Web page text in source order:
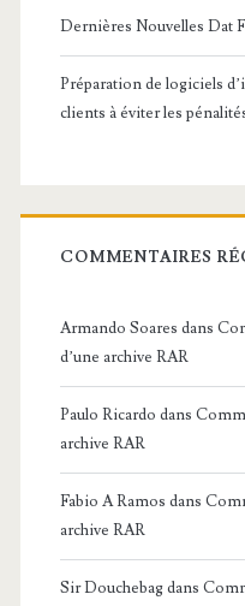
Dernières Nouvelles Dat
Préparation de logiciels
clients à éviter les
COMMENTAIRES
Armando Soares dans
d’une archive RAR
Paulo Ricardo dans
archive RAR
Fabio A Ramos dans
archive RAR
Sir Douchebagdans